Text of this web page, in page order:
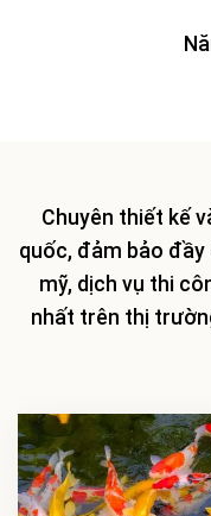
Chuyên thiết kế
quốc, đảm bảo
mỹ, dịch vụ thi
nhất trên thị